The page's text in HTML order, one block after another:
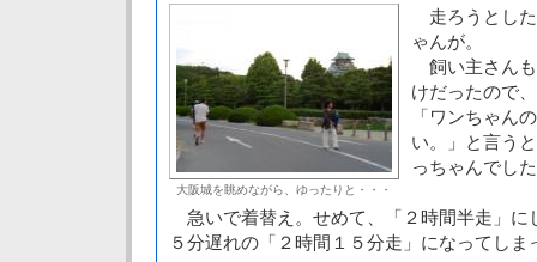
大阪城を眺めながら、ゆったりと・・・
走ろうとし
ゃんが。
飼い主さん
けだったので
「ワンちゃん
い。」と言う
っちゃんでし
急いで着替え。せめて、「２時間半走」に
５分遅れの「２時間１５分走」になってしま